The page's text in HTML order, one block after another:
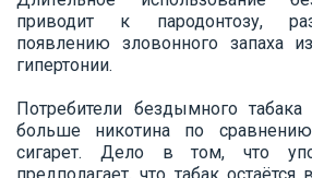
приводит к пародонтозу,
появлению зловонного запаха
гипертонии.
Потребители бездымного
больше никотина по
сигарет. Дело в том, что
предполагает, что табак